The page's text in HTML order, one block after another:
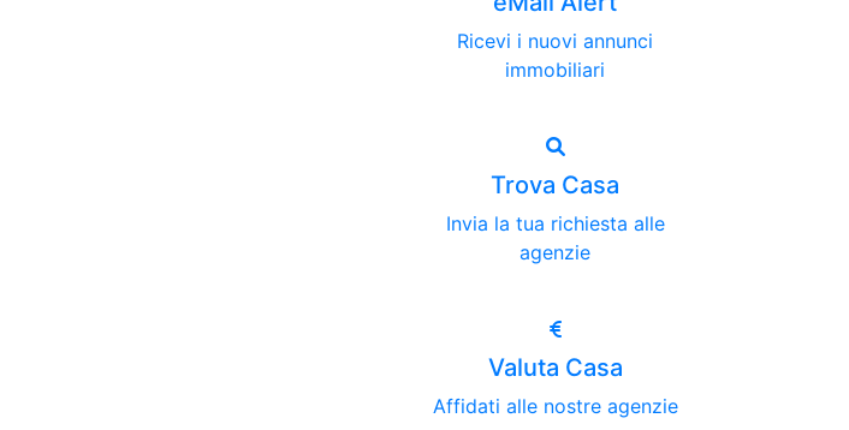
Ricevi i nuovi annunci
immobiliari
Trova Casa
Invia la tua richiesta alle
agenzie
Valuta Casa
Affidati alle nostre agenzie